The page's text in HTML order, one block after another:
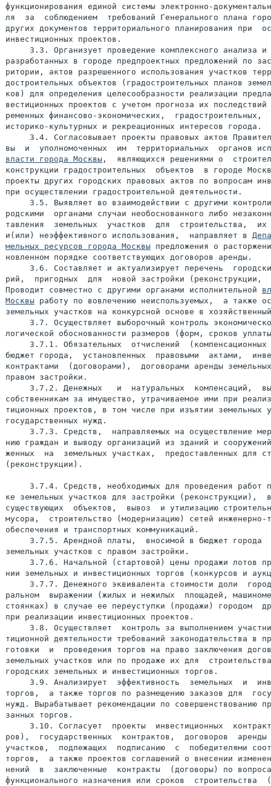
функционирования единой системы электронно-
ля  за  соблюдением  требований Генерального плана
других документов территориального планирования при
инвестиционных проектов.
3.3. Организует проведение комплексного анализа и
разработанных в городе предпроектных предложений по
ритории, актов разрешенного использования участков
достроительных объектов (градостроительных планов
ков) для определения целесообразности реализации
вестиционных проектов с учетом прогноза их
ременных финансово-экономических,  градостроительных,
историко-культурных и рекреационных интересов города.
3.4. Согласовывает проекты правовых актов
власти города Москвы ,  являющихся решениями о
конструкции градостроительных  объектов  в городе
проекты других городских правовых актов по вопросам
при осуществлении градостроительной деятельности.
3.5. Выявляет во взаимодействии с другими
родскими  органами случаи необоснованного либо
тавления  земельных  участков  для  строительства,  их
и(или) неэффективного использования,  направляет в
мельных ресурсов города Москвы предложения о
новленном порядке соответствующих договоров аренды.
3.6. Составляет и актуализирует перечень
рий,  пригодных  для  новой застройки (реконструкции,
Проводит совместно с другими органами исполнительной
Москвы работу по вовлечению неиспользуемых,  а также
земельных участков на конкурсной основе в
3.7. Осуществляет выборочный контроль
логической обоснованности размеров (форм, сроков
3.7.1. Обязательных  отчислений  (компенсационных
бюджет города,  установленных  правовыми  актами,
контрактами  (договорами),  договорами аренды
правом застройки.
3.7.2. Денежных   и  натуральных  компенсаций,
собственникам за имущество, утрачиваемое ими при
тиционных проектов, в том числе при изъятии земельных
государственных нужд.
3.7.3. Средств,  направляемых на осуществление
нию граждан и выводу организаций из зданий и
женных  на  земельных участках,  предоставленных для
(реконструкции).
3.7.4. Средств, необходимых для проведения работ
ке земельных участков для застройки (реконструкции),
существующих  объектов,  вывоз  и утилизацию
мусора,  строительство (модернизацию) сетей инженерно-
обеспечения и транспортных коммуникаций.
3.7.5. Арендной платы,  вносимой в бюджет города
земельных участков с правом застройки.
3.7.6. Начальной (стартовой) цены продажи лотов
нии земельных и инвестиционных торгов (конкурсов и
3.7.7. Денежного эквивалента стоимости доли
ральном  выражении (жилых и нежилых  площадей,
стоянках) в случае ее переуступки (продажи) городом
при реализации инвестиционных проектов.
3.8. Осуществляет  контроль за выполнением
тиционной деятельности требований законодательства в
готовки  и  проведения торгов на право заключения
земельных участков или по продаже их для
городских земельных и инвестиционных торгов.
3.9. Анализирует  эффективность  земельных  и
торгов,  а также торгов по размещению заказов для
нужд. Вырабатывает рекомендации по совершенствованию
занных торгов.
3.10. Согласует  проекты  инвестиционных
ров),  государственных  контрактов,  договоров  аренды
участков,  подлежащих  подписанию  с  победителями
торгов,  а также проектов соглашений о внесении
нений  в  заключенные  контракты  (договоры) по
функционального назначения или сроков  строительства